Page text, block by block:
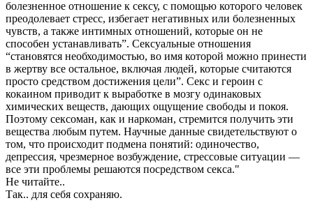
болезненное отношение к сексу, с помощью которого человек
преодолевает стресс, избегает негативных или болезненных
чувств, а также интимных отношений, которые он не
способен устанавливать”. Сексуальные отношения
“становятся необходимостью, во имя которой можно принести
в жертву все остальное, включая людей, которые считаются
просто средством достижения цели”. Секс и героин с
кокаином приводит к выработке в мозгу одинаковых
химических веществ, дающих ощущение свободы и покоя.
Поэтому сексоман, как и наркоман, стремится получить эти
вещества любым путем. Научные данные свидетельствуют о
том, что происходит подмена понятий: одиночество,
депрессия, чрезмерное возбуждение, стрессовые ситуации —
все эти проблемы решаются посредством секса."
Не читайте..
Так.. для себя сохраняю.